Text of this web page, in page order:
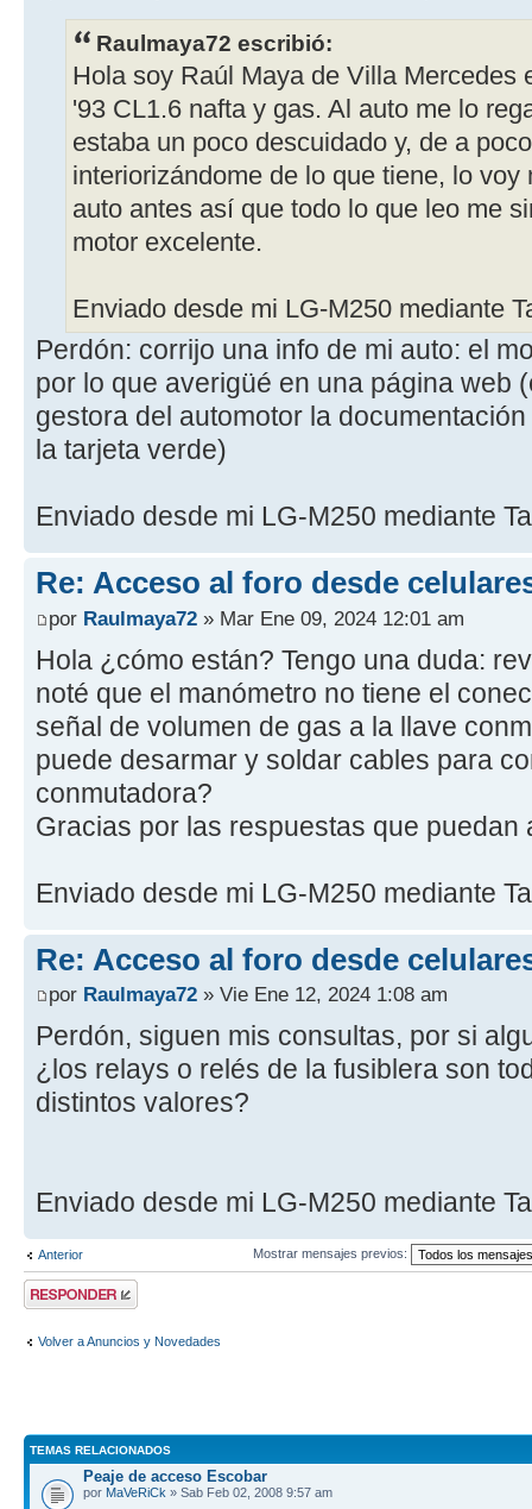
Raulmaya72 escribió:
Hola soy Raúl Maya de Villa Mercedes
'93 CL1.6 nafta y gas. Al auto me lo
estaba un poco descuidado y, de a
interiorizándome de lo que tiene, lo voy
auto antes así que todo lo que leo me
motor excelente.
Enviado desde mi LG-M250 mediante
Perdón: corrijo una info de mi auto: el
por lo que averigüé en una página web
gestora del automotor la
la tarjeta verde)
Enviado desde mi LG-M250 mediante
Re: Acceso al foro desde
por Raulmaya72 » Mar Ene 09, 2024 12:01 am
Hola ¿cómo están? Tengo una duda:
noté que el manómetro no tiene el
señal de volumen de gas a la llave
puede desarmar y soldar cables para
conmutadora?
Gracias por las respuestas que puedan
Enviado desde mi LG-M250 mediante
Re: Acceso al foro desde
por Raulmaya72 » Vie Ene 12, 2024 1:08 am
Perdón, siguen mis consultas, por si
¿los relays o relés de la fusiblera son
distintos valores?
Enviado desde mi LG-M250 mediante
Anterior Mostrar mensajes previos:
Publicar una
respuesta
Volver a Anuncios y Novedades
TEMAS RELACIONADOS
Peaje de acceso Escobar
por MaVeRiCk » Sab Feb 02, 2008 9:57 am